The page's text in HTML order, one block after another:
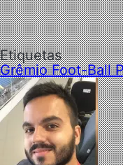
Etiquetas
Grêmio Foot-Ball